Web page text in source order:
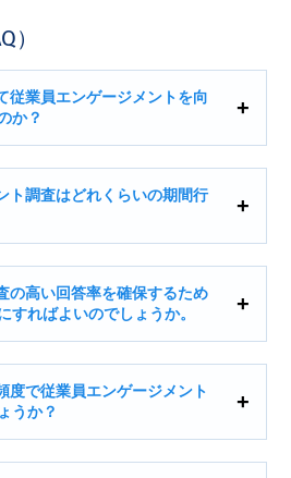
）
従業員エンゲージメントを向
か？
ト調査はどれくらいの期間行
の高い回答率を確保するため
すればよいのでしょうか。
度で従業員エンゲージメント
うか？